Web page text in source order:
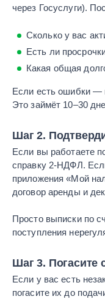
через Госуслуги).
Сколько у вас
Есть ли
Какая общая
Если есть ошибки —
Это займёт 10–30
Шаг 2.
Если вы работаете
справку 2-НДФЛ.
приложения «Мой
договор аренды и
Просто выписки по
поступления
Шаг 3. Погасите
Если у вас есть
погасите их до